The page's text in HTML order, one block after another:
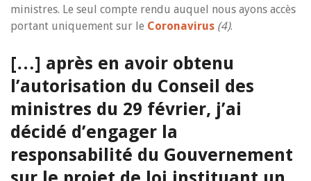
ministres. Le seul compte rendu auquel nous ayons accès
portant uniquement sur le Coronavirus (4).
[…] après en avoir obtenu
l’autorisation du Conseil des
ministres du 29 février, j’ai
décidé d’engager la
responsabilité du Gouvernement